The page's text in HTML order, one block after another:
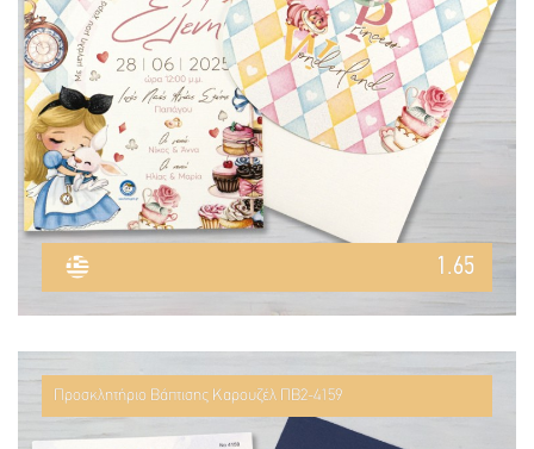
1.65
Προσκλητήριο Βάπτισης Καρουζέλ ΠΒ2-4159